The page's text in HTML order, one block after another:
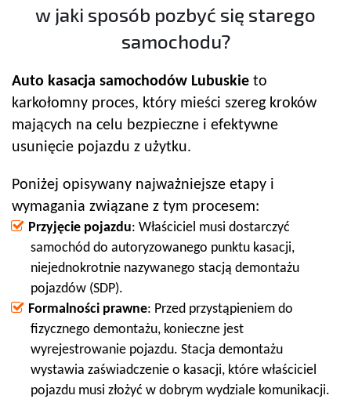
w jaki sposób pozbyć się starego
samochodu?
Auto kasacja samochodów Lubuskie to
karkołomny proces, który mieści szereg kroków
mających na celu bezpieczne i efektywne
usunięcie pojazdu z użytku.
Poniżej opisywany najważniejsze etapy i
wymagania związane z tym procesem:
Przyjęcie pojazdu: Właściciel musi dostarczyć
samochód do autoryzowanego punktu kasacji,
niejednokrotnie nazywanego stacją demontażu
pojazdów (SDP).
Formalności prawne: Przed przystąpieniem do
fizycznego demontażu, konieczne jest
wyrejestrowanie pojazdu. Stacja demontażu
wystawia zaświadczenie o kasacji, które właściciel
pojazdu musi złożyć w dobrym wydziale komunikacji.